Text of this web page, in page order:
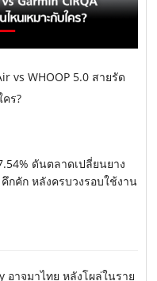
vs WHOOP 5.0 สายรัด
ร?
ดันตลาดเปลี่ยนยาง
กคัก หลังครบวงรอบใช้งาน
อาจมาไทย หลังโผล่ในราย